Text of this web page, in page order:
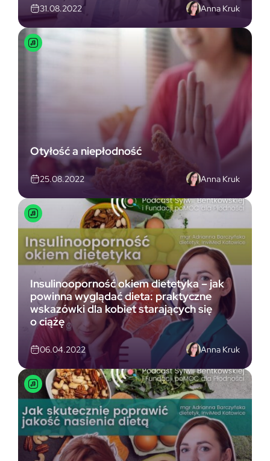
31.08.2022 Anna Kruk
Otyłość a niepłodność
25.08.2022 Anna Kruk
Insulinooporność okiem dietetyka – jak
powinna wyglądać dieta: praktyczne
wskazówki dla kobiet starających się
o ciążę
06.04.2022 Anna Kruk